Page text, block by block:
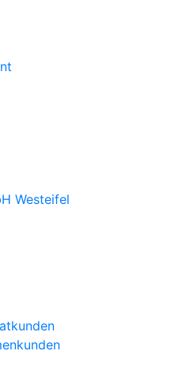
Westeifel